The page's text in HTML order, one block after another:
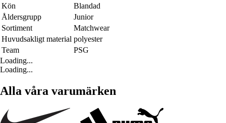
Kön
Blandad
Åldersgrupp
Junior
Sortiment
Matchwear
Huvudsakligt material polyester
Team
PSG
Loading...
Loading...
Alla våra varumärken